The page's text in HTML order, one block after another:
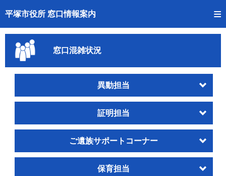
平塚市役所 窓口情報案内
トップページへ
ご利用方法
事前予約
窓口混雑状況
待ち状況確認
窓口混雑状況
異動担当
証明担当
ご遺族サポートコーナー
保育担当